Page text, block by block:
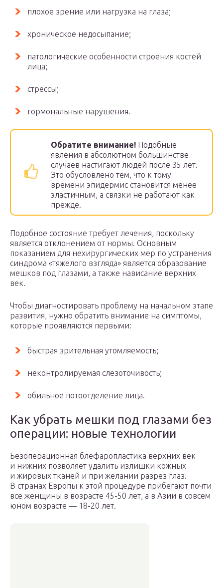
плохое зрение или нагрузка на глаза;
хроническое недосыпание;
патологические особенности строения костей
лица;
стрессы;
гормональные нарушения.
Обратите внимание! Подобные
явления в абсолютном большинстве
случаев настигают людей после 35 лет.
Это обусловлено тем, что к тому
времени эпидермис становится менее
эластичным, а связки не работают как
прежде.
Подобное состояние требует лечения, поскольку
является отклонением от нормы. Основным
показанием для нехирургических мер по устранения
синдрома «тяжелого взгляда» является образование
мешков под глазами, а также нависание верхних
век.
Чтобы диагностировать проблему на начальном этапе
развития, нужно обратить внимание на симптомы,
которые проявляются первыми:
быстрая зрительная утомляемость;
неконтролируемая слезоточивость;
обильное потоотделение лица.
Как убрать мешки под глазами без
операции: новые технологии
Безоперационная блефаропластика верхних век
и нижних позволяет удалить излишки кожных
и жировых тканей и при желании разрез глаз.
В странах Европы к этой процедуре прибегают почти
все женщины в возрасте 45-50 лет, а в Азии в совсем
юном возрасте — 18-20 лет.